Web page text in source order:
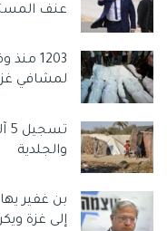
عنف
لمشافي غزة بـ24
والجلدية
بن غفير
إلى غزة